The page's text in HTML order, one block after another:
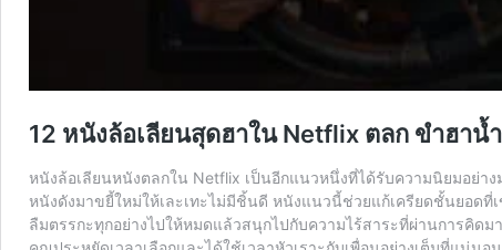
12 หนังล้อเลียนสุดฮาใน Netflix ตลก ขำฮาน้
หนังล้อเลียนหนังตลกใน Netflix เป็นอีกแนวหนึ่งที่ได้รับความนิยมอย่าง
หนังดังมาขยี้ใหม่ให้เละเทะไม่มีชิ้นดี หนังแนวนี้ช่วยแก้เครียดชั้นยอดที่
ลืมตรรกะทุกอย่างไปให้หมดแล้วสนุกไปกับความไร้สาระที่ผ่านการคิด